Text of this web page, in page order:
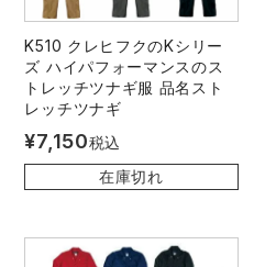
K510 クレヒフクのKシリー
ズ ハイパフォーマンスのス
トレッチツナギ服 品名スト
レッチツナギ
¥7,150税込
在庫切れ